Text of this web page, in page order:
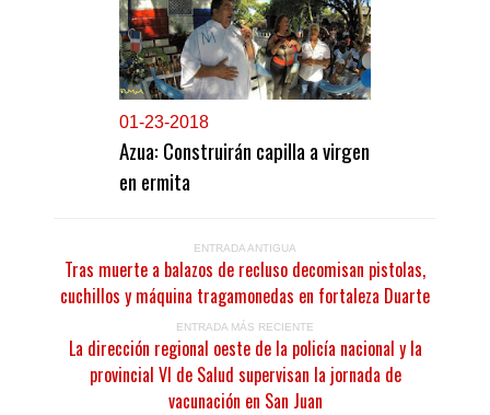
01-23-2018
Azua: Construirán capilla a virgen
en ermita
ENTRADA ANTIGUA
Tras muerte a balazos de recluso decomisan pistolas,
cuchillos y máquina tragamonedas en fortaleza Duarte
ENTRADA MÁS RECIENTE
La dirección regional oeste de la policía nacional y la
provincial VI de Salud supervisan la jornada de
vacunación en San Juan